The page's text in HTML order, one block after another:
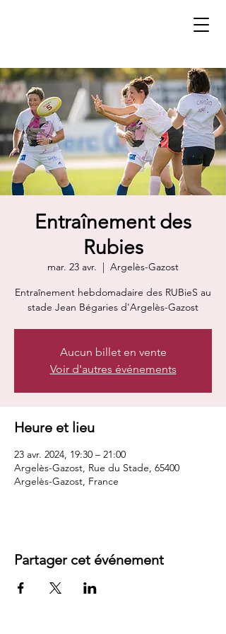
Entraînement des
Rubies
mar. 23 avr.
  |
Argelès-Gazost
Entraînement hebdomadaire des RUBieS au
stade Jean Bégaries d'Argelès-Gazost
Aucun billet en vente
Voir d'autres événements
Heure et lieu
23 avr. 2024, 19:30 – 21:00
Argelès-Gazost, Rue du Stade, 65400
Argelès-Gazost, France
Partager cet événement